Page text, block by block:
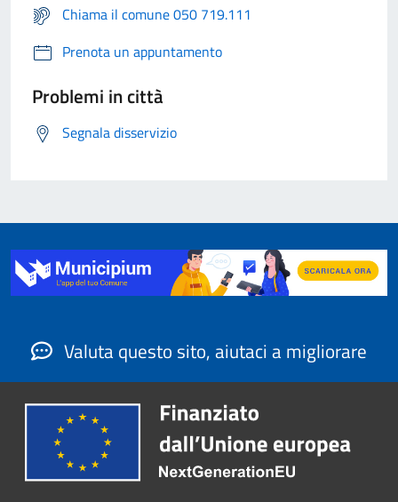
Chiama il comune 050 719.111
Prenota un appuntamento
Problemi in città
Segnala disservizio
Valuta questo sito, aiutaci a migliorare